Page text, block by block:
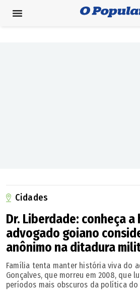
Cidades
Dr. Liberdade: conheça
advogado goiano
anônimo na ditadura
Família tenta manter história viva do
Gonçalves, que morreu em 2008, que
períodos mais obscuros da política do